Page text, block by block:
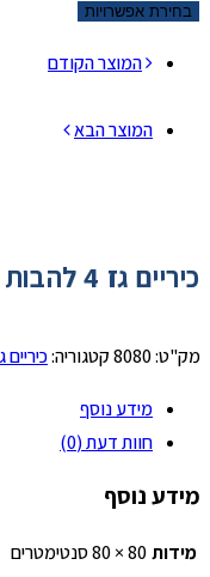
בחירת אפשרויות
המוצר הקודם
המוצר הבא
כיריים גז 4 להבות
מק"ט:8080קטגוריה:כיריים גז
מידע נוסף
חוות דעת (0)
מידע נוסף
מידות80 × 80 סנטימטרים